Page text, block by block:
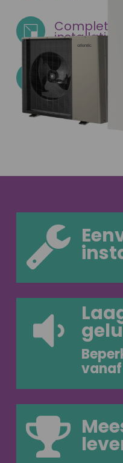
Complete
Zeer
interessant